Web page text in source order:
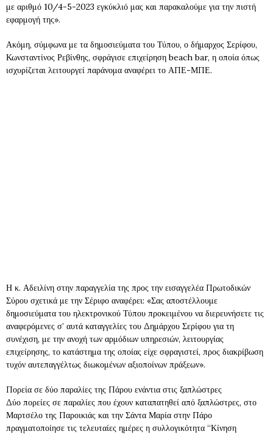
με αριθμό 10/4-5-2023 εγκύκλιό μας και παρακαλούμε για την πιστή
εφαρμογή της».
Ακόμη, σύμφωνα με τα δημοσιεύματα του Τύπου, ο δήμαρχος Σερίφου,
Κωνσταντίνος Ρεβίνθης, σφράγισε επιχείρηση beach bar, η οποία όπως
ισχυρίζεται λειτουργεί παράνομα αναφέρει το ΑΠΕ-ΜΠΕ.
Η κ. Αδειλίνη στην παραγγελία της προς την εισαγγελέα Πρωτοδικών
Σύρου σχετικά με την Σέριφο αναφέρει: «Σας αποστέλλουμε
δημοσιεύματα του ηλεκτρονικού Τύπου προκειμένου να διερευνήσετε τις
αναφερόμενες σ’ αυτά καταγγελίες του Δημάρχου Σερίφου για τη
συνέχιση, με την ανοχή των αρμόδιων υπηρεσιών, λειτουργίας
επιχείρησης, το κατάστημα της οποίας είχε σφραγιστεί, προς διακρίβωση
τυχόν αυτεπαγγέλτως διωκομένων αξιοποίνων πράξεων».
Πορεία σε δύο παραλίες της Πάρου ενάντια στις ξαπλώστρες
Δύο πορείες σε παραλίες που έχουν καταπατηθεί από ξαπλώστρες, στο
Μαρτσέλο της Παροικιάς και την Σάντα Μαρία στην Πάρο
πραγματοποίησε τις τελευταίες ημέρες η συλλογικότητα “Κίνηση